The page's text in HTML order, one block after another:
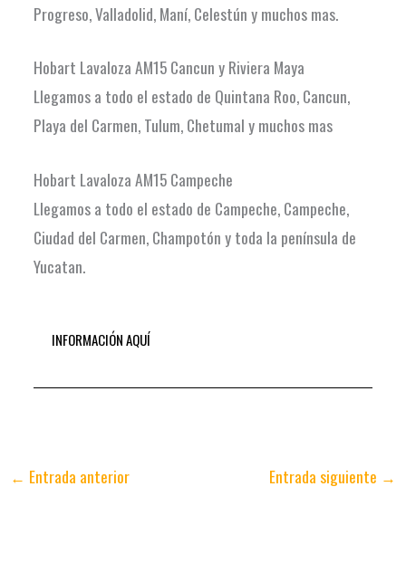
Progreso, Valladolid, Maní, Celestún y muchos mas.
Hobart Lavaloza AM15 Cancun y Riviera Maya
Llegamos a todo el estado de Quintana Roo, Cancun,
Playa del Carmen, Tulum, Chetumal y muchos mas
Hobart Lavaloza AM15 Campeche
Llegamos a todo el estado de Campeche, Campeche,
Ciudad del Carmen, Champotón y toda la península de
Yucatan.
INFORMACIÓN AQUÍ
← Entrada anterior Entrada siguiente →